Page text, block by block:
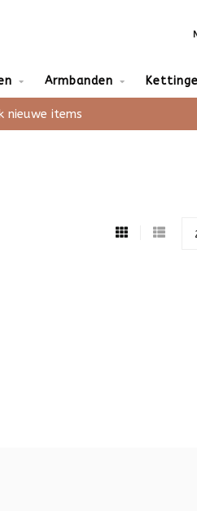
Armbanden
nieuwe items